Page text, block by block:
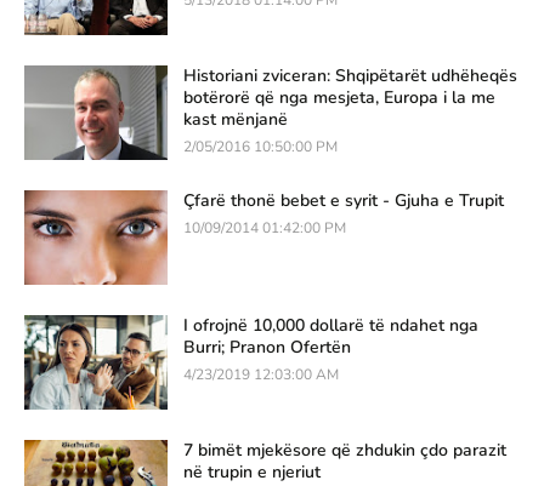
Historiani zviceran: Shqipëtarët udhëheqës
botërorë që nga mesjeta, Europa i la me
kast mënjanë
2/05/2016 10:50:00 PM
Çfarë thonë bebet e syrit - Gjuha e Trupit
10/09/2014 01:42:00 PM
I ofrojnë 10,000 dollarë të ndahet nga
Burri; Pranon Ofertën
4/23/2019 12:03:00 AM
7 bimët mjekësore që zhdukin çdo parazit
në trupin e njeriut